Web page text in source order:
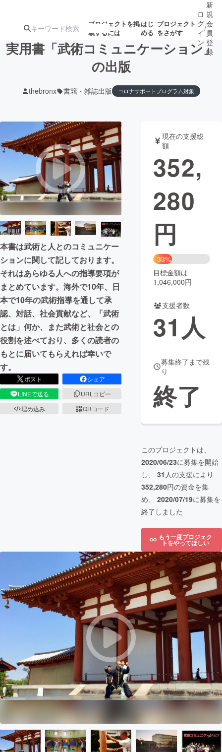
プロジェクトを掲
載するには
はじ
める
プロジェクト
をさがす
ジェクト
ターン
注目の新着プロ
ジェクト
募集終了が近いプ
ロジェクト
もうすぐ公開
されます
アート・写真 音楽
テクノロジー・ガジェット ゲーム・サ
映像・映画
ビジネス・起業
まちづくり・地域活性化
CAMPFIRE for Social Good
CAMPFIRE Creation
CAMPFIREふるさと納税machi-ya コミュニティ
ロ
グ
イ
ン
/
新
規
会
員
登
録
実用書「武術コミュニケーション」
の出版
thebronx 書籍・雑誌出版 コロナサポートプログラム対象
本書は武術と人とのコミュニケー
ションに関して記しております。
それはあらゆる人への指導要項が
まとめています。海外で10年、日
本で10年の武術指導を通して承
認、対話、社会貢献など、「武術
とは」何か、また武術と社会との
役割を述べており、多くの読者の
もとに届いてもらえれば幸いで
す。
ポスト
シェア
LINEで送る
URLコピー
埋め込み
QRコード
現在の支援総
額
352,
280
円
33%
目標金額は
1,046,000円
支援者数
31 人
募集終了まで残
り
終了
このプロジェクトは、
2020/06/23に募集を開始
し、 31 人の支援により
352,280円の資金を集
め、 2020/07/19に募集を
終了しました
もう一度プロジェク
トをやってほしい